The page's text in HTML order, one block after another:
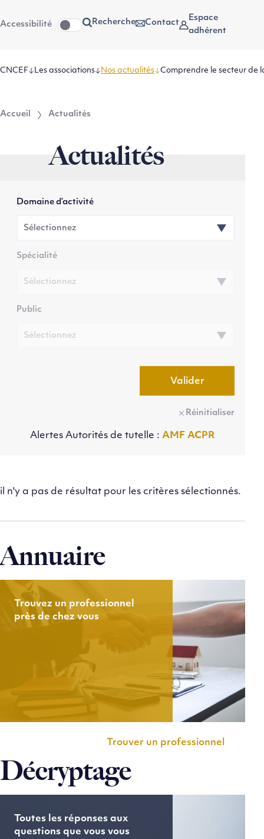
au
contenu
Accessibilité Recherche Contact
Espace
adhérent
CNCEF Les associations Nos actualités Comprendre le secteur de
Accueil Actualités
Actualités
Alertes Autorités de tutelle : AMF ACPR
Domaine d’activité
Spécialité
Public
Valider
Réinitialiser
il n'y a pas de résultat pour les critères sélectionnés.
Annuaire
Trouvez un professionnel
près de chez vous
Trouver un professionnel
Décryptage
Toutes les réponses aux
questions que vous vous